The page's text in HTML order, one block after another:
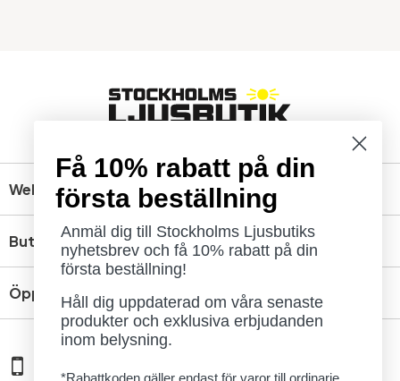
Webbshop
Butik
Öppettider
Få 10% rabatt på din
första beställning
Anmäl dig till Stockholms Ljusbutiks
nyhetsbrev och få 10% rabatt på din
första beställning!
Håll dig uppdaterad om våra senaste
produkter och exklusiva erbjudanden
inom belysning.
*Rabattkoden gäller endast för varor till ordinarie